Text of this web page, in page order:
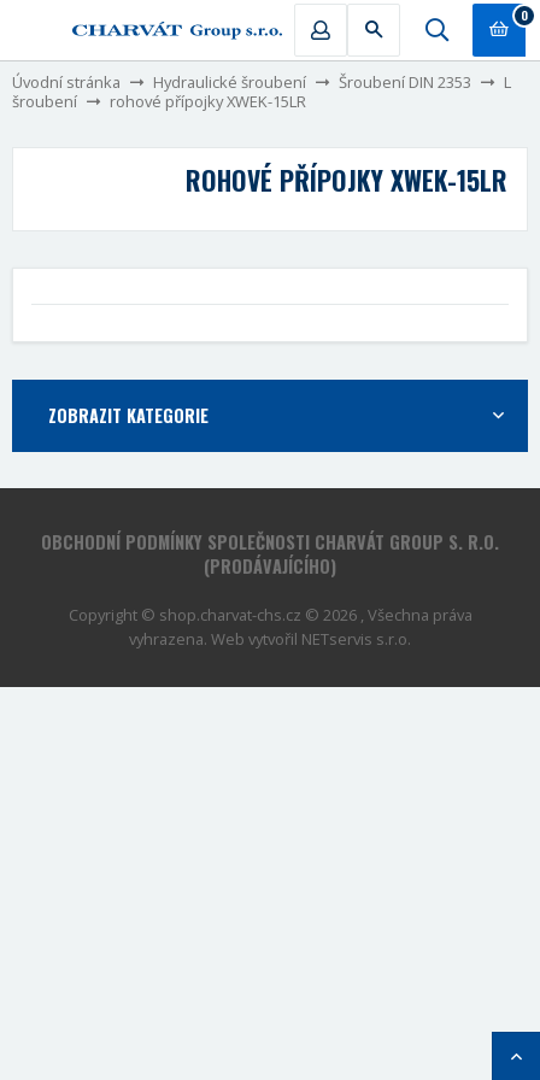
0
Úvodní stránka Hydraulické šroubení Šroubení DIN 2353
L
šroubení
rohové přípojky XWEK-15LR
ROHOVÉ PŘÍPOJKY XWEK-15LR
ZOBRAZIT KATEGORIE
OBCHODNÍ PODMÍNKY SPOLEČNOSTI CHARVÁT GROUP S. R.O.
(PRODÁVAJÍCÍHO)
Copyright © shop.charvat-chs.cz © 2026 , Všechna práva
vyhrazena. Web vytvořil NETservis s.r.o.